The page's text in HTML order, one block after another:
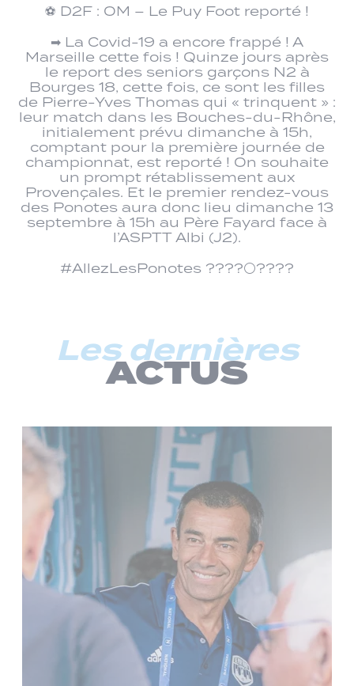
⚽ D2F : OM – Le Puy Foot reporté !
➡ La Covid-19 a encore frappé ! A
Marseille cette fois ! Quinze jours après
le report des seniors garçons N2 à
Bourges 18, cette fois, ce sont les filles
de Pierre-Yves Thomas qui « trinquent » :
leur match dans les Bouches-du-Rhône,
initialement prévu dimanche à 15h,
comptant pour la première journée de
championnat, est reporté ! On souhaite
un prompt rétablissement aux
Provençales. Et le premier rendez-vous
des Ponotes aura donc lieu dimanche 13
septembre à 15h au Père Fayard face à
l’ASPTT Albi (J2).
#AllezLesPonotes ????⚪????
Les dernières
ACTUS